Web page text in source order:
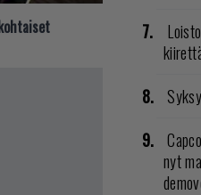
nyt